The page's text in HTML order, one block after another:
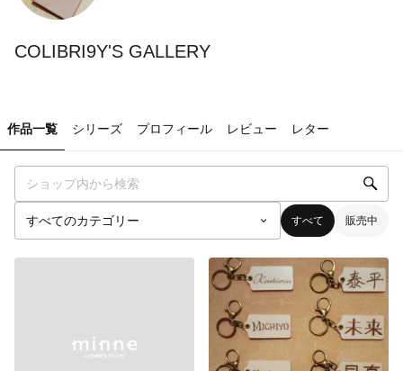
COLIBRI9Y'S GALLERY
作品一覧 シリーズ プロフィール レビュー レター
すべて 販売中